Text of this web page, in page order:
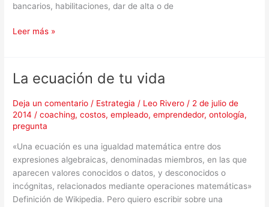
bancarios, habilitaciones, dar de alta o de
Leer más »
La ecuación de tu vida
Deja un comentario / Estrategia / Leo Rivero / 2 de julio de
2014 /coaching,costos,empleado,emprendedor,ontología,
pregunta
«Una ecuación es una igualdad matemática entre dos
expresiones algebraicas, denominadas miembros, en las que
aparecen valores conocidos o datos, y desconocidos o
incógnitas, relacionados mediante operaciones matemáticas»
Definición de Wikipedia. Pero quiero escribir sobre una
La
de
tu
vida